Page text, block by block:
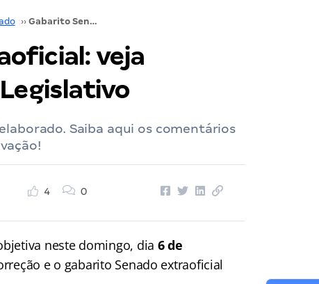
›› Gabarito Senado Extraoficial: veja correção para Policial Legislativo
veja
Saiba aqui os comentários
4 0
neste domingo, dia 6 de
e o gabarito Senado extraoficial